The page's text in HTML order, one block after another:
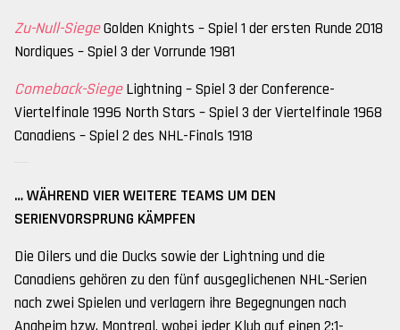
Zu-Null-SiegeGolden Knights – Spiel 1 der ersten Runde 2018
Nordiques – Spiel 3 der Vorrunde 1981
Comeback-SiegeLightning – Spiel 3 der Conference-
Viertelfinale 1996 North Stars – Spiel 3 der Viertelfinale 1968
Canadiens – Spiel 2 des NHL-Finals 1918
… WÄHREND VIER WEITERE TEAMS UM DEN
SERIENVORSPRUNG KÄMPFEN
Die Oilers und die Ducks sowie der Lightning und die
Canadiens gehören zu den fünf ausgeglichenen NHL-Serien
nach zwei Spielen und verlagern ihre Begegnungen nach